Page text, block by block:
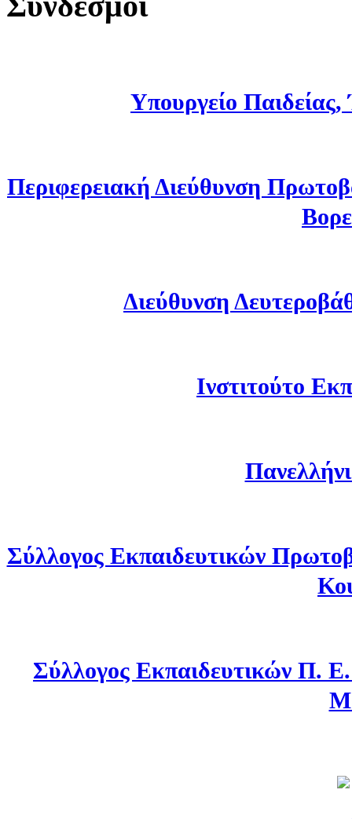
Υπουργείο
Περιφερειακή Διεύθυνση
Διεύθυνση
Ινστιτούτο
Σύλλογος Εκπαιδευτικών
Σύλλογος Εκπαιδευτικών Π.